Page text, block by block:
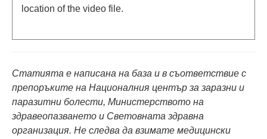
location of the video file.
Статията е написана на база и в съответствие с
препоръките на Националния център за заразни и
паразитни болести, Министерството на
здравеопазването и Световната здравна
организация. Не следва да взимате медицински